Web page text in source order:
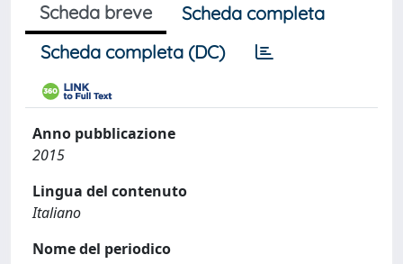
Scheda breve
Scheda completa
Scheda completa (DC)
Anno pubblicazione
2015
Lingua del contenuto
Italiano
Nome del periodico